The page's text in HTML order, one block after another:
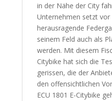
in der Nähe der City
Unternehmen setzt
herausragende
seinem Feld auch als
werden. Mit diesem
Citybike hat sich die
gerissen, die der
den offensichtlichen
ECU 1801 E-Citybike